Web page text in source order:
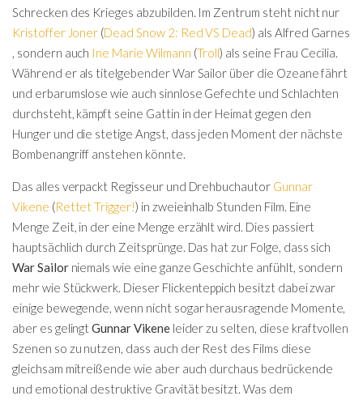
Schrecken des Krieges abzubilden. Im Zentrum steht nicht nur
Kristoffer Joner (Dead Snow 2: Red VS Dead) als Alfred Garnes
, sondern auch Ine Marie Wilmann (Troll) als seine Frau Cecilia.
Während er als titelgebender War Sailor über die Ozeane fährt
und erbarumslose wie auch sinnlose Gefechte und Schlachten
durchsteht, kämpft seine Gattin in der Heimat gegen den
Hunger und die stetige Angst, dass jeden Moment der nächste
Bombenangriff anstehen könnte.
Das alles verpackt Regisseur und Drehbuchautor Gunnar
Vikene (Rettet Trigger!) in zweieinhalb Stunden Film. Eine
Menge Zeit, in der eine Menge erzählt wird. Dies passiert
hauptsächlich durch Zeitsprünge. Das hat zur Folge, dass sich
War Sailor niemals wie eine ganze Geschichte anfühlt, sondern
mehr wie Stückwerk. Dieser Flickenteppich besitzt dabei zwar
einige bewegende, wenn nicht sogar herausragende Momente,
aber es gelingtGunnar Vikeneleider zu selten, diese kraftvollen
Szenen so zu nutzen, dass auch der Rest des Films diese
gleichsam mitreißende wie aber auch durchaus bedrückende
und emotional destruktive Gravität besitzt. Was dem